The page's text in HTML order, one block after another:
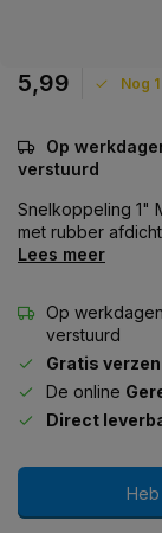
5,99 Nog
Op
verstuurd
Snelkoppeling 1"
met rubber
Lees meer
Op
verstuurd
Gratis
De online
Direct